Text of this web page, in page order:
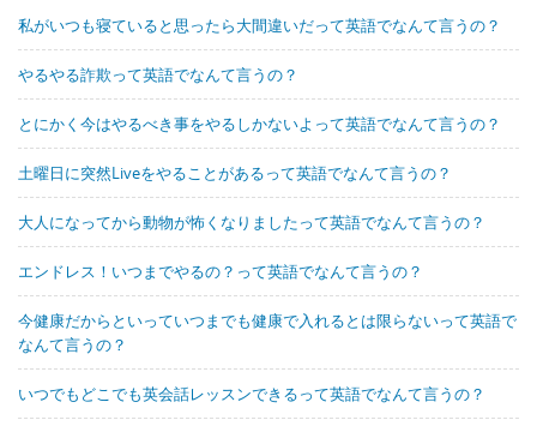
私がいつも寝ていると思ったら大間違いだって英語でなんて言うの？
やるやる詐欺って英語でなんて言うの？
とにかく今はやるべき事をやるしかないよって英語でなんて言うの？
土曜日に突然Liveをやることがあるって英語でなんて言うの？
大人になってから動物が怖くなりましたって英語でなんて言うの？
エンドレス！いつまでやるの？って英語でなんて言うの？
今健康だからといっていつまでも健康で入れるとは限らないって英語で
なんて言うの？
いつでもどこでも英会話レッスンできるって英語でなんて言うの？